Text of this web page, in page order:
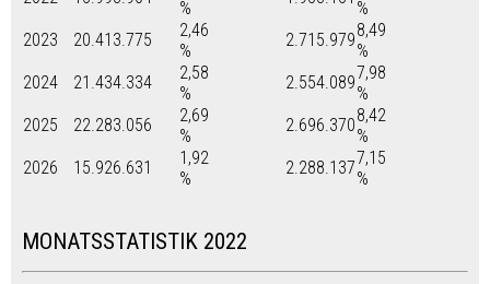
%
%
2023
20.413.775
2,46
%
2.715.9798,49
%
2024
21.434.334
2,58
%
2.554.0897,98
%
2025
22.283.056
2,69
%
2.696.3708,42
%
2026
15.926.631
1,92
%
2.288.1377,15
%
MONATSSTATISTIK 2022